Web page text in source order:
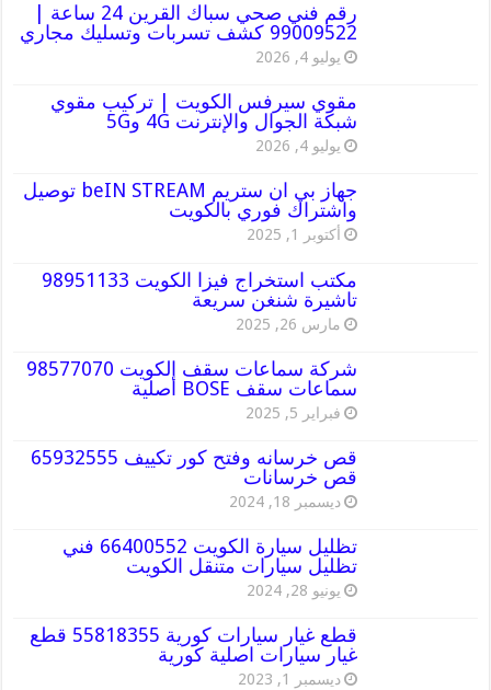
رقم فني صحي سباك القرين 24 ساعة |
99009522 كشف تسربات وتسليك مجاري
يوليو 4, 2026
مقوي سيرفس الكويت | تركيب مقوي
شبكة الجوال والإنترنت 4G و5G
يوليو 4, 2026
جهاز بي ان ستريم beIN STREAM توصيل
واشتراك فوري بالكويت
أكتوبر 1, 2025
مكتب استخراج فيزا الكويت 98951133
تاشيرة شنغن سريعة
مارس 26, 2025
شركة سماعات سقف الكويت 98577070
سماعات سقف BOSE أصلية
فبراير 5, 2025
قص خرسانه وفتح كور تكييف 65932555
قص خرسانات
ديسمبر 18, 2024
تظليل سيارة الكويت 66400552 فني
تظليل سيارات متنقل الكويت
يونيو 28, 2024
قطع غيار سيارات كورية 55818355 قطع
غيار سيارات اصلية كورية
ديسمبر 1, 2023